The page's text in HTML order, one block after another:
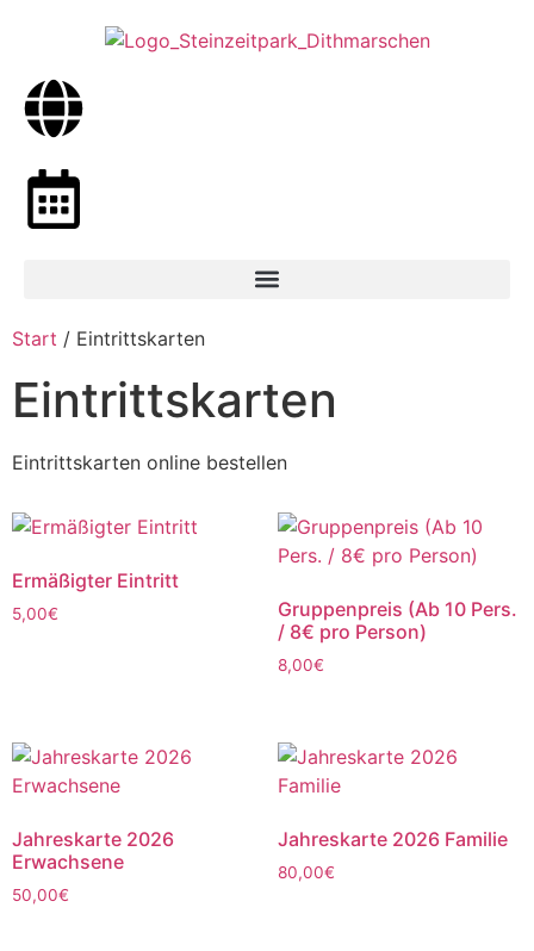
Start / Eintrittskarten
Eintrittskarten
Eintrittskarten online bestellen
Ermäßigter Eintritt
5,00€
Gruppenpreis (Ab 10 Pers.
/ 8€ pro Person)
8,00€
Jahreskarte 2026
Erwachsene
50,00€
Jahreskarte 2026 Familie
80,00€